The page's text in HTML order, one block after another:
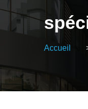
Accueil